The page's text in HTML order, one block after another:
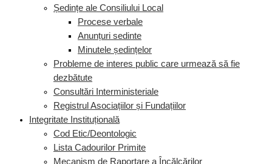
Ședințe ale Consiliului Local
Procese verbale
Anunțuri sedinte
Minutele ședințelor
Probleme de interes public care urmează să fie
dezbătute
Consultări Interministeriale
Registrul Asociațiilor și Fundațiilor
Integritate Instituțională
Cod Etic/Deontologic
Lista Cadourilor Primite
Mecanism de Raportare a Încălcărilor